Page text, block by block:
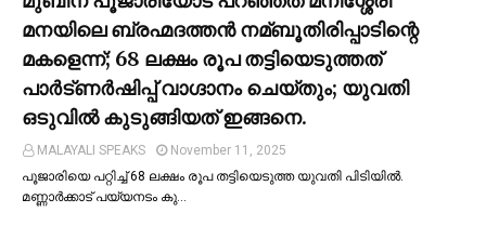
മനയിലെ ബ്രഹ്മദത്തൻ നമ്ബൂതിരിപ്പാടിന്റെ
മകളെന്ന്; 68 ലക്ഷം രൂപ തട്ടിയെടുത്തത്
പാര്‍ട്ണര്‍ഷിപ്പ് വാഗ്ദാനം ചെയ്തും; യുവതി
ഒടുവില്‍ കുടുങ്ങിയത് ഇങ്ങനെ.
MALAYALI SPEAKS
November 11, 2025
പൂജാരിയെ പറ്റിച്ച്‌ 68 ലക്ഷം രൂപ തട്ടിയെടുത്ത യുവതി പിടിയില്‍.
മണ്ണാർക്കാട് പയ്യനടം കു…